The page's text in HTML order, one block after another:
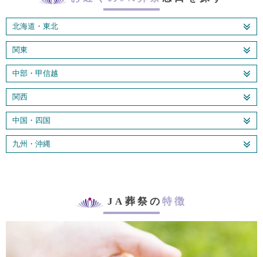
北海道・東北
関東
中部・甲信越
関西
中国・四国
九州・沖縄
JA葬祭の特徴